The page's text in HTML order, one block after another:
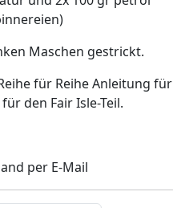
Maschen gestrickt.
für Reihe Anleitung für
den Fair Isle-Teil.
per E-Mail